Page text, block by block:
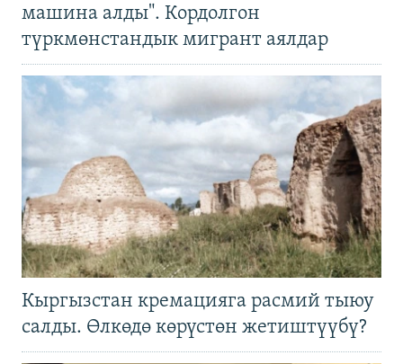
машина алды". Кордолгон
түркмөнстандык мигрант аялдар
Кыргызстан кремацияга расмий тыюу
салды. Өлкөдө көрүстөн жетиштүүбү?